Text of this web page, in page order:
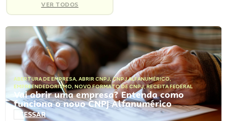
VER TODOS
ABERTURA DE EMPRESA, ABRIR CNPJ,CNPJ ALFANUMÉRICO,
EMPREENDEDORISMO, NOVO FORMATO DE CNPJ,RECEITA FEDERAL
Vai abrir uma empresa? Entenda como
funciona o novo CNPJ Alfanumérico
ACESSAR